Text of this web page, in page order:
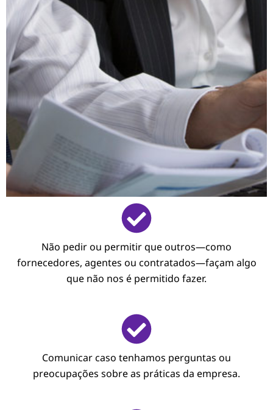
Não pedir ou permitir que outros—como
fornecedores, agentes ou contratados—façam algo
que não nos é permitido fazer.
Comunicar caso tenhamos perguntas ou
preocupações sobre as práticas da empresa.